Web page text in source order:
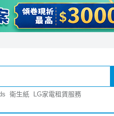
衛生紙 LG家電租賃服務